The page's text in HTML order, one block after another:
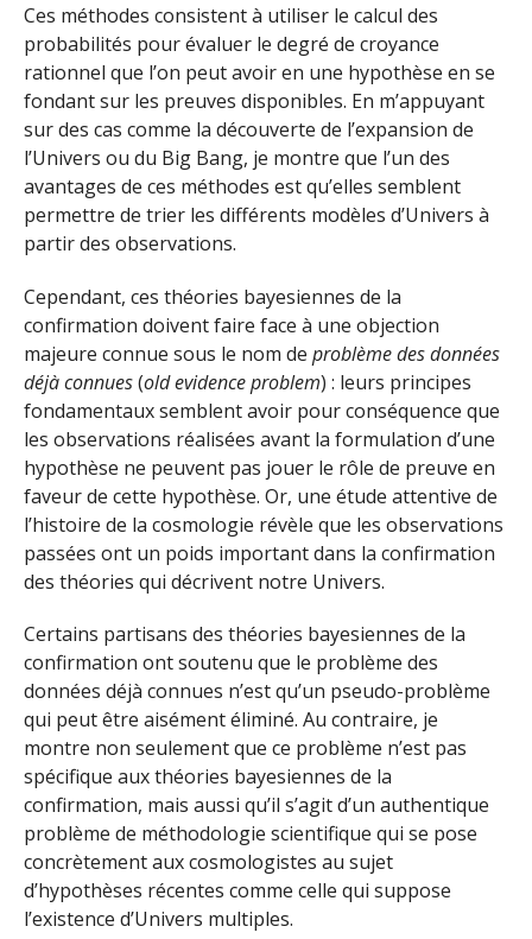
Ces méthodes consistent à utiliser le calcul des
probabilités pour évaluer le degré de croyance
rationnel que l’on peut avoir en une hypothèse en se
fondant sur les preuves disponibles. En m’appuyant
sur des cas comme la découverte de l’expansion de
l’Univers ou du Big Bang, je montre que l’un des
avantages de ces méthodes est qu’elles semblent
permettre de trier les différents modèles d’Univers à
partir des observations.
Cependant, ces théories bayesiennes de la
confirmation doivent faire face à une objection
majeure connue sous le nom de problème des données
déjà connues(old evidence problem) : leurs principes
fondamentaux semblent avoir pour conséquence que
les observations réalisées avant la formulation d’une
hypothèse ne peuvent pas jouer le rôle de preuve en
faveur de cette hypothèse. Or, une étude attentive de
l’histoire de la cosmologie révèle que les observations
passées ont un poids important dans la confirmation
des théories qui décrivent notre Univers.
Certains partisans des théories bayesiennes de la
confirmation ont soutenu que le problème des
données déjà connues n’est qu’un pseudo-problème
qui peut être aisément éliminé. Au contraire, je
montre non seulement que ce problème n’est pas
spécifique aux théories bayesiennes de la
confirmation, mais aussi qu’il s’agit d’un authentique
problème de méthodologie scientifique qui se pose
concrètement aux cosmologistes au sujet
d’hypothèses récentes comme celle qui suppose
l’existence d’Univers multiples.